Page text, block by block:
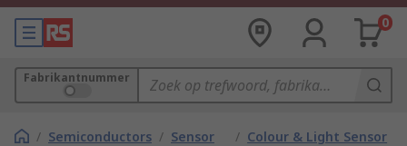
0
Fabrikantnummer
/ Semiconductors / Sensor
/ Colour & Light Sensor